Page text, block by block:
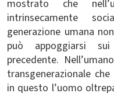
mostrato che
intrinsecamente
generazione umana
può appoggiarsi
precedente.
transgenerazionale
in questo l’uomo